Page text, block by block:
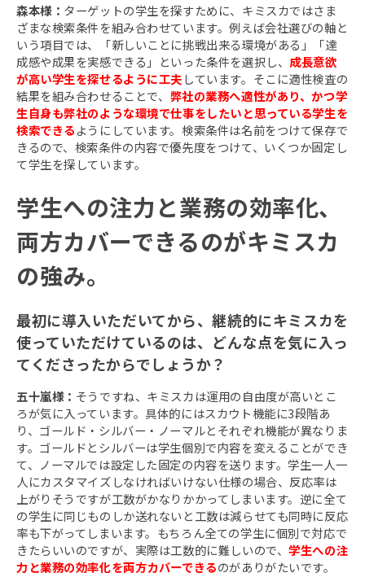
森本様： ターゲットの学生を探すために、キミスカではさま
ざまな検索条件を組み合わせています。例えば会社選びの軸と
いう項目では、「新しいことに挑戦出来る環境がある」「達
成感や成果を実感できる」といった条件を選択し、 成長意欲
が高い学生を探せるように工夫しています。そこに適性検査の
結果を組み合わせることで、 弊社の業務へ適性があり、かつ学
生自身も弊社のような環境で仕事をしたいと思っている学生を
検索できるようにしています。検索条件は名前をつけて保存で
きるので、検索条件の内容で優先度をつけて、いくつか固定し
て学生を探しています。
学生への注力と業務の効率化、
両方カバーできるのがキミスカ
の強み。
最初に導入いただいてから、継続的にキミスカを
使っていただけているのは、どんな点を気に入っ
てくださったからでしょうか？
五十嵐様： そうですね、キミスカは運用の自由度が高いとこ
ろが気に入っています。具体的にはスカウト機能に3段階あ
り、ゴールド・シルバー・ノーマルとそれぞれ機能が異なりま
す。ゴールドとシルバーは学生個別で内容を変えることができ
て、ノーマルでは設定した固定の内容を送ります。学生一人一
人にカスタマイズしなければいけない仕様の場合、反応率は
上がりそうですが工数がかなりかかってしまいます。逆に全て
の学生に同じものしか送れないと工数は減らせても同時に反応
率も下がってしまいます。もちろん全ての学生に個別で対応で
きたらいいのですが、実際は工数的に難しいので、学生への注
力と業務の効率化を両方カバーできるのがありがたいです。